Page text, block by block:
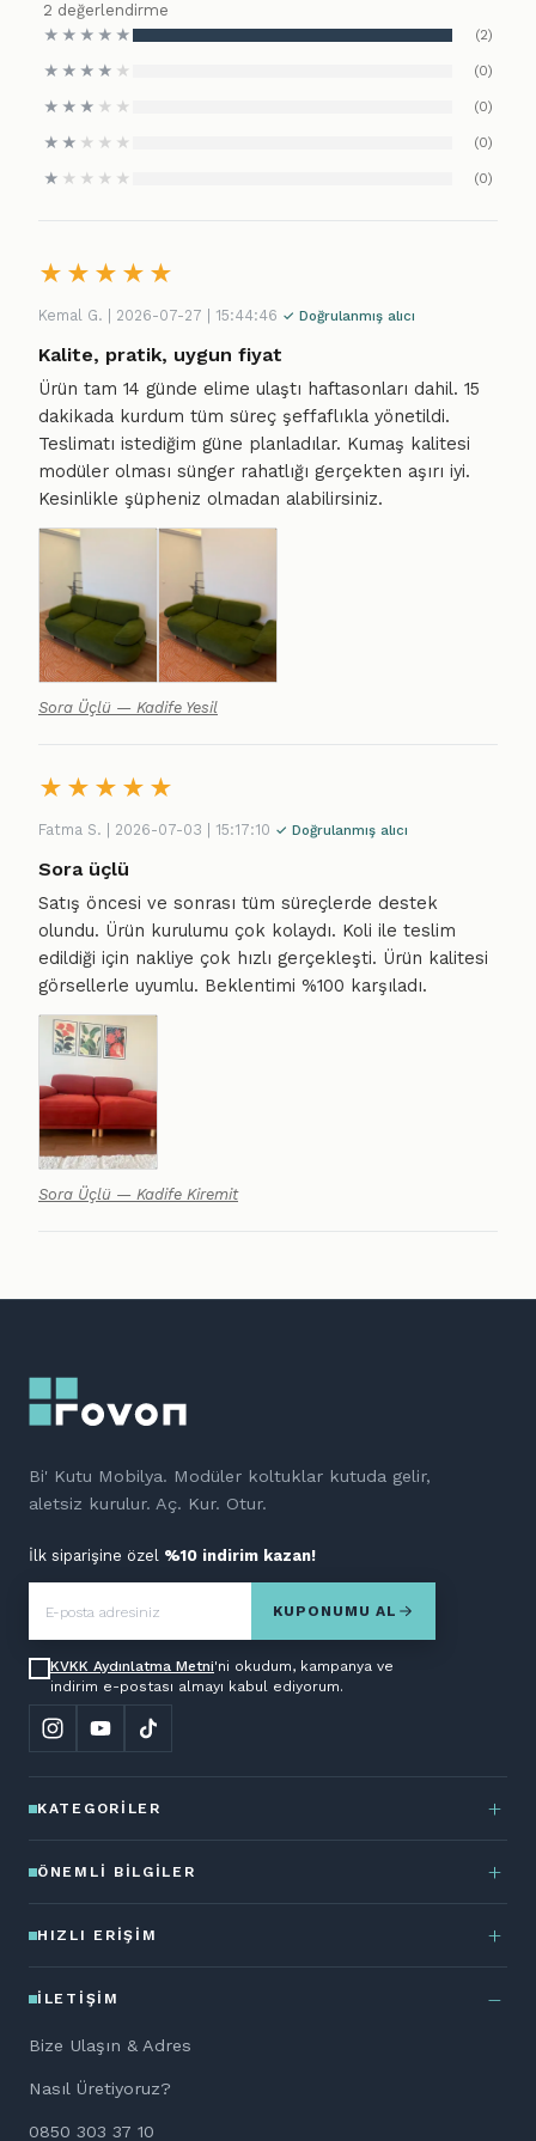
2 değerlendirme
★ ★ ★ ★ ★ (2)
★ ★ ★ ★ ★ (0)
★ ★ ★ ★ ★ (0)
★ ★ ★ ★ ★ (0)
★ ★ ★ ★ ★ (0)
★ ★ ★ ★ ★
Kemal G. | 2026-07-27 | 15:44:46 ✓ Doğrulanmış alıcı
Kalite, pratik, uygun fiyat
Ürün tam 14 günde elime ulaştı haftasonları dahil. 15
dakikada kurdum tüm süreç şeffaflıkla yönetildi.
Teslimatı istediğim güne planladılar. Kumaş kalitesi
modüler olması sünger rahatlığı gerçekten aşırı iyi.
Kesinlikle şüpheniz olmadan alabilirsiniz.
Sora Üçlü — Kadife Yesil
★ ★ ★ ★ ★
Fatma S. | 2026-07-03 | 15:17:10 ✓ Doğrulanmış alıcı
Sora üçlü
Satış öncesi ve sonrası tüm süreçlerde destek
olundu. Ürün kurulumu çok kolaydı. Koli ile teslim
edildiği için nakliye çok hızlı gerçekleşti. Ürün kalitesi
görsellerle uyumlu. Beklentimi %100 karşıladı.
Sora Üçlü — Kadife Kiremit
Bi' Kutu Mobilya. Modüler koltuklar kutuda gelir,
aletsiz kurulur. Aç. Kur. Otur.
İlk siparişine özel %10 indirim kazan!
KUPONUMU AL
KVKK Aydınlatma Metni'ni okudum, kampanya ve
indirim e-postası almayı kabul ediyorum.
KATEGORILER
ÖNEMLI BILGILER
HIZLI ERIŞIM
İLETIŞIM
Bize Ulaşın & Adres
Nasıl Üretiyoruz?
0850 303 37 10